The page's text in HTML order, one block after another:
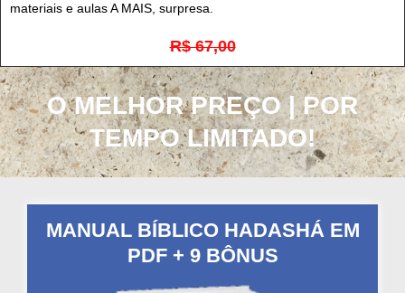
materiais e aulas A MAIS, surpresa.
R$ 67,00
O MELHOR PREÇO | POR
TEMPO LIMITADO!
MANUAL BÍBLICO HADASHÁ EM
PDF + 9 BÔNUS